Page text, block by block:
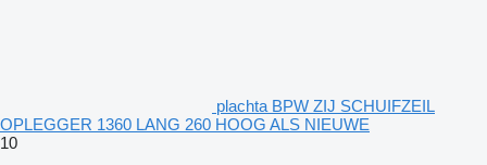
plachta BPW ZIJ SCHUIFZEIL
OPLEGGER 1360 LANG 260 HOOG ALS NIEUWE
10